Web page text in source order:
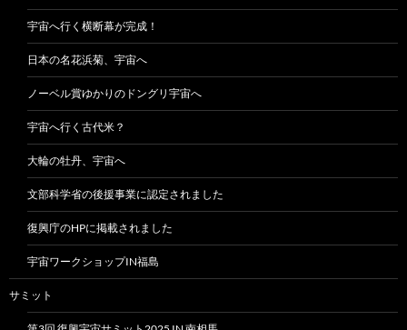
宇宙へ行く横断幕が完成！
日本の名花浜菊、宇宙へ
ノーベル賞ゆかりのドングリ宇宙へ
宇宙へ行く古代米？
大輪の牡丹、宇宙へ
文部科学省の後援事業に認定されました
復興庁のHPに掲載されました
宇宙ワークショップIN福島
サミット